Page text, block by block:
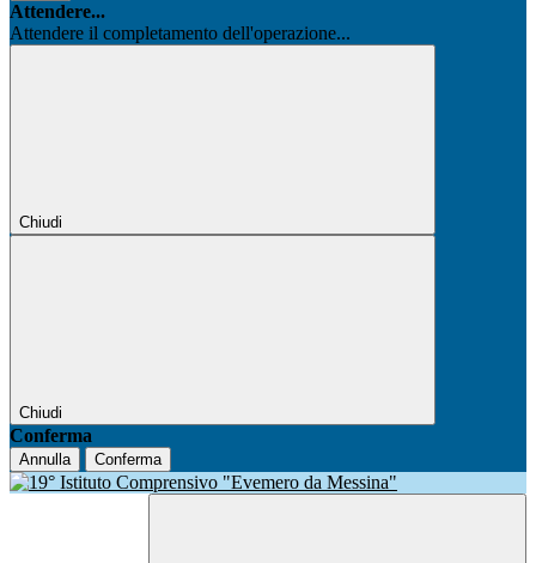
Attendere...
Attendere il completamento dell'operazione...
Chiudi
Chiudi
Conferma
Annulla Conferma